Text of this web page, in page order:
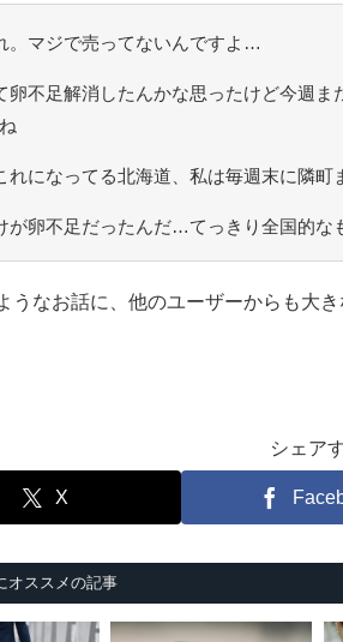
。マジで売ってないんですよ…
卵不足解消したんかな思ったけど今週
れになってる北海道、私は毎週末に隣
が卵不足だったんだ…てっきり全国的な
うなお話に、他のユーザーからも大き
シェア
X
オススメの記事